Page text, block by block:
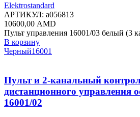
Elektrostandard
АРТИКУЛ: a056813
10600,00 AMD
Пульт управления 16001/03 белый (3
В корзину
Черный16001
Пульт и 2-канальный
дистанционного управления
16001/02